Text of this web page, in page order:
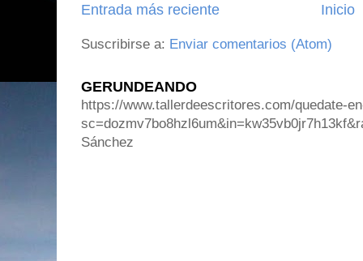
Entrada más reciente Inicio
Suscribirse a: Enviar comentarios (Atom)
GERUNDEANDO
https://www.tallerdeescritores.com/quedate-
Sánchez